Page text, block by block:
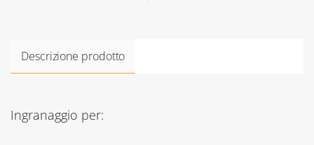
Descrizione prodotto
Ingranaggio per: